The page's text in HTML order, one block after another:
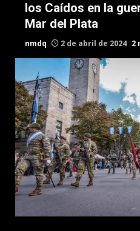
los Caídos en la
Mar del Plata
nmdq 2 de abril de 2024 2